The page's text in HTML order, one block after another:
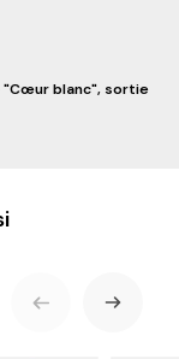
"Cœur blanc", sortie